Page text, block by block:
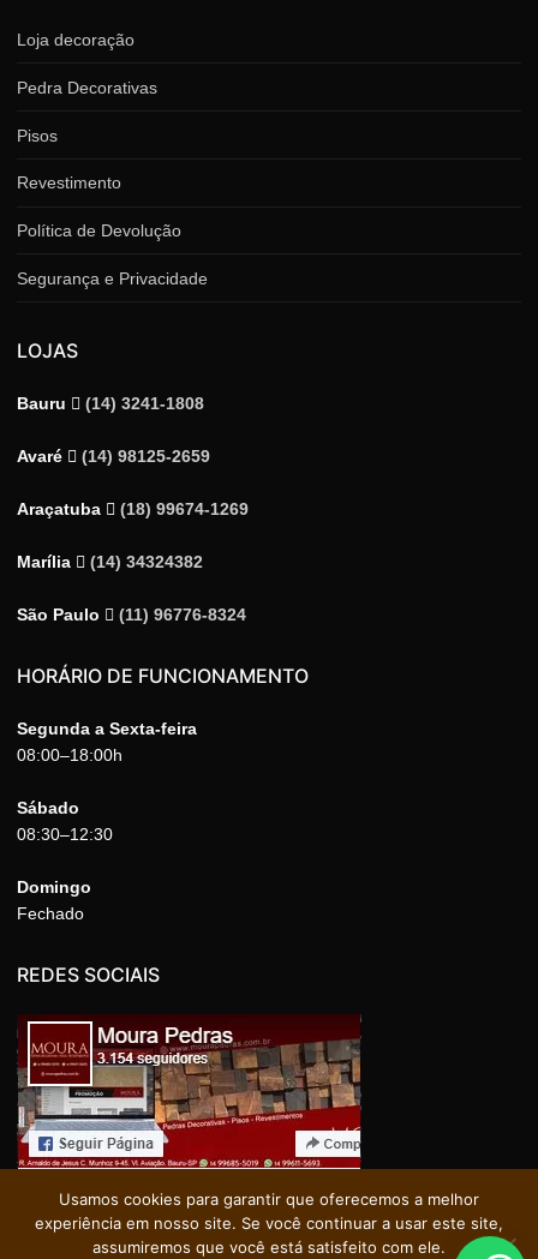
Loja decoração
Pedra Decorativas
Pisos
Revestimento
Política de Devolução
Segurança e Privacidade
LOJAS
Bauru (14) 3241-1808
Avaré (14) 98125-2659
Araçatuba (18) 99674-1269
Marília (14) 34324382
São Paulo (11) 96776-8324
HORÁRIO DE FUNCIONAMENTO
Segunda a Sexta-feira
08:00–18:00h
Sábado
08:30–12:30
Domingo
Fechado
REDES SOCIAIS
Usamos cookies para garantir que oferecemos a melhor
experiência em nosso site. Se você continuar a usar este site,
assumiremos que você está satisfeito com ele.